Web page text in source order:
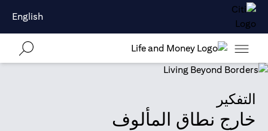
English
التفكير
خارج نطاق المألوف